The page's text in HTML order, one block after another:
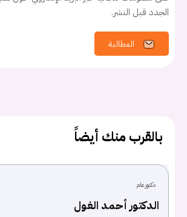
اسم المستخدم أو
كلمه السرهل نسيت كلمة السر؟
تسجيل الدخول
الجدد قبل النشر.
المطالبة
بالقرب منك أيضاً
دكتور عام
الدكتور أحمد الغول